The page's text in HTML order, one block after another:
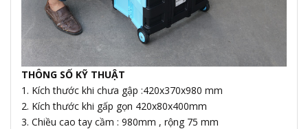
THÔNG SỐ KỸ THUẬT
1. Kích thước khi chưa gập :420x370x980 mm
2. Kích thước khi gấp gọn 420x80x400mm
3. Chiều cao tay cầm : 980mm , rộng 75 mm